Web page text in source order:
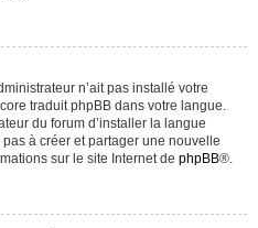
n’ait pas installé votre
traduit phpBB dans votre langue.
du forum d’installer la langue
à créer et partager une nouvelle
sur le site Internet de phpBB®.